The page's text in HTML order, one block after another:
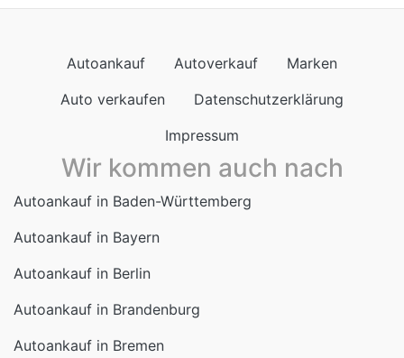
Autoankauf Autoverkauf
Marken
Auto verkaufen
Datenschutzerklärung
Impressum
Wir kommen auch nach
Autoankauf in Baden-Württemberg
Autoankauf in Bayern
Autoankauf in Berlin
Autoankauf in Brandenburg
Autoankauf in Bremen